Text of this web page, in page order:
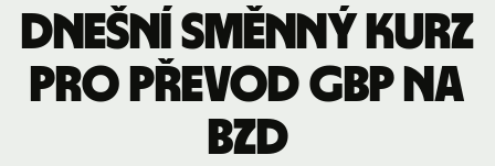
Dnešní směnný kurz
pro převod GBP na
BZD